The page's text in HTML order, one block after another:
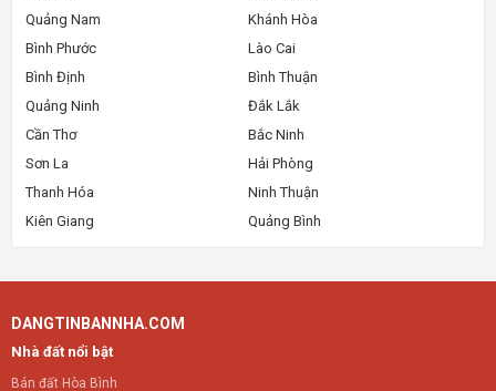
Quảng Nam
Khánh Hòa
Bình Phước
Lào Cai
Bình Định
Bình Thuận
Quảng Ninh
Đắk Lắk
Cần Thơ
Bắc Ninh
Sơn La
Hải Phòng
Thanh Hóa
Ninh Thuận
Kiên Giang
Quảng Bình
DANGTINBANNHA.COM
Nhà đất nổi bật
Bán đất Hòa Bình